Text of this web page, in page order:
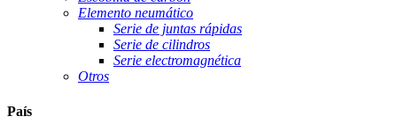
Elemento neumático
Serie de juntas rápidas
Serie de cilindros
Serie electromagnética
Otros
País